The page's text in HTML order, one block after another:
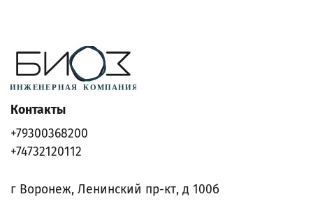
Контакты
+79300368200
+74732120112
г Воронеж, Ленинский пр-кт, д 100б